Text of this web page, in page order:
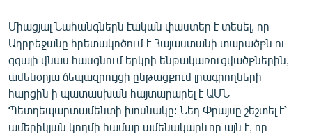
ԲԱՆԱՎԵՃ
ՁԳՏԵԼՈՎ ԼԱՎԱԳՈՒՅՆԻՆ
ՓՈԴՔԱՍԹ
Հայերեն
Միացյալ Նահանգներն էական փաստեր է տեսել, որ
Ադրբեջանը հրետակոծում է Հայաստանի տարածքն ու
զգալի վնաս հասցնում երկրի ենթակառուցվածքներին,
ամենօրյա ճեպազրույցի ընթացքում լրագրողների
հարցին ի պատասխան հայտարարել է ԱՄՆ
Պետդեպարտամենտի խոսնակը: Նեդ Փրայսը շեշտել է՝
ամերիկյան կողմի համար ամենակարևոր այն է, որ